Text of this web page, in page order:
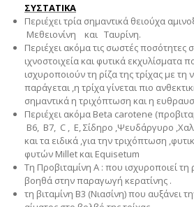
ΣΥΣΤΑΤΙΚΑ
Περιέχει τρία σημαντικά θειούχα
Μεθειονίνη και Tαυρίνη.
Περιέχει ακόμα τις σωστές ποσότητες
ιχνοστοιχεία και φυτικά εκχυλίσματα
ισχυροποιούν τη ρίζα της τρίχας με τη
παράγεται ,η τρίχα γίνεται πιο
σημαντικά η τριχόπτωση και η
Περιέχει ακόμα Βeta carotene
B6, B7, C , E, Σίδηρο ,Ψευδάργυρο
και τα ειδικά ,για την τριχόπτωση
φυτών Millet και Equisetum
Τη Προβιταμίνη Α : που ισχυροποιεί τη
βοηθά στην παραγωγή κερατίνης .
τη βιταμίνη Β3 (Νιασίνη) που αυξάνει